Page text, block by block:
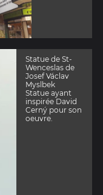
Statue de St-
Wenceslas de
Josef Václav
Myslbek
Statue ayant
inspirée David
Cerný pour son
oeuvre.